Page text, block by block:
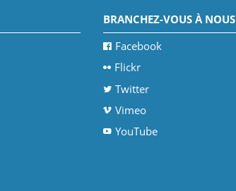
BRANCHEZ-VOUS À NOUS
Facebook
Flickr
Twitter
Vimeo
YouTube